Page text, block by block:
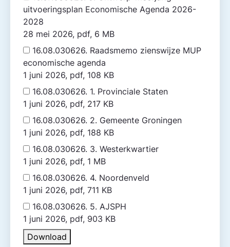
uitvoeringsplan Economische Agenda 2026-
2028
28 mei 2026, pdf, 6 MB
16.08.030626. Raadsmemo zienswijze MUP
economische agenda
1 juni 2026, pdf, 108 KB
16.08.030626. 1. Provinciale Staten
1 juni 2026, pdf, 217 KB
16.08.030626. 2. Gemeente Groningen
1 juni 2026, pdf, 188 KB
16.08.030626. 3. Westerkwartier
1 juni 2026, pdf, 1 MB
16.08.030626. 4. Noordenveld
1 juni 2026, pdf, 711 KB
16.08.030626. 5. AJSPH
1 juni 2026, pdf, 903 KB
Download